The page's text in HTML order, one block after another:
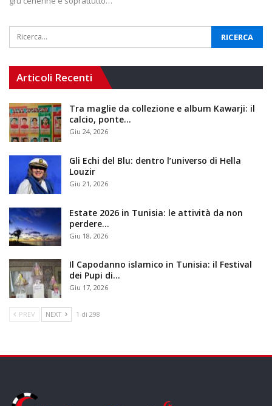
Articoli Recenti
Tra maglie da collezione e album Kawarji: il
calcio, ponte…
Giu 24, 2026
Gli Echi del Blu: dentro l’universo di Hella
Louzir
Giu 21, 2026
Estate 2026 in Tunisia: le attività da non
perdere…
Giu 18, 2026
Il Capodanno islamico in Tunisia: il Festival
dei Pupi di…
Giu 17, 2026
PREV NEXT 1 di 298